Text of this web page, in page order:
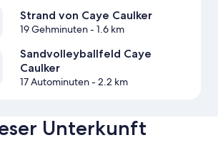
Strand von Caye Caulker
19 Gehminuten- 1.6 km
Sandvolleyballfeld Caye
Caulker
17 Autominuten- 2.2 km
Unterkunft